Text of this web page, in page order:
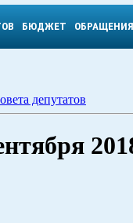
БЮДЖЕТ ОБРАЩЕНИЯ
депутатов